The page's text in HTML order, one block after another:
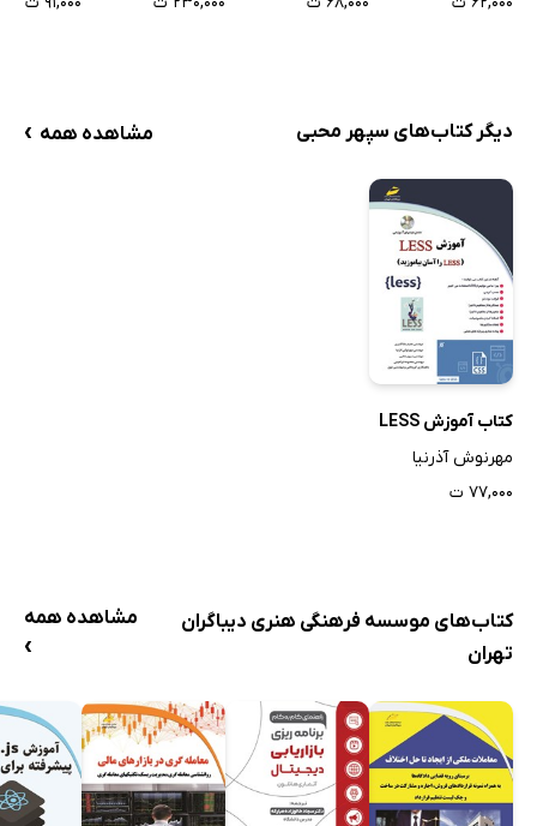
دیگر کتاب‌های سپهر محبی مشاهده همه ›
کتاب آموزش LESS
مهرنوش آذرنیا
۷۷,۰۰۰ ت
کتاب‌های موسسه فرهنگی هنری دیباگران
تهران
مشاهده همه
›